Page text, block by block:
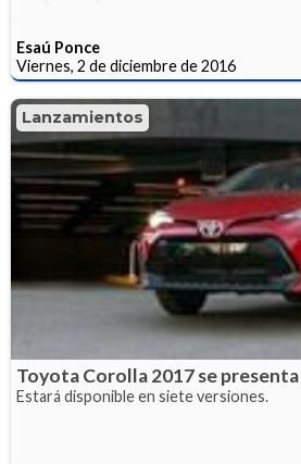
Esaú Ponce
Viernes, 2 de diciembre de 2016
Lanzamientos
Toyota Corolla 2017 se presenta
Estará disponible en siete versiones.